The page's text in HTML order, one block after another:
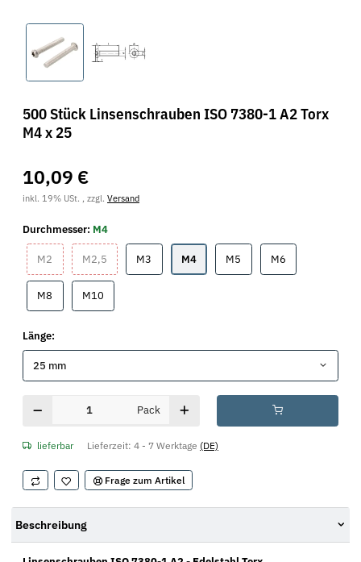
500 Stück Linsenschrauben ISO 7380-1 A2 Torx
M4 x 25
10,09 €
inkl. 19% USt. , zzgl. Versand
Durchmesser: M4
M2 M2 M2,5M2,5 M3 M4M4 M5 M6M6
M8 M10M10
Länge:
25 mm
Pack
lieferbar Lieferzeit: 4 - 7 Werktage (DE)
Frage zum Artikel
Beschreibung